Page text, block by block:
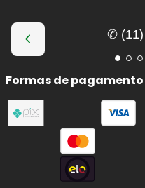
✆ (11)
Formas de pagamento